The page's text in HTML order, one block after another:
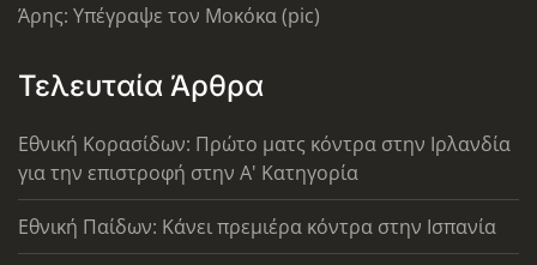
Άρης: Υπέγραψε τον Μοκόκα (pic)
Τελευταία Άρθρα
Εθνική Κορασίδων: Πρώτο ματς κόντρα στην Ιρλανδία
για την επιστροφή στην Α' Κατηγορία
Εθνική Παίδων: Κάνει πρεμιέρα κόντρα στην Ισπανία